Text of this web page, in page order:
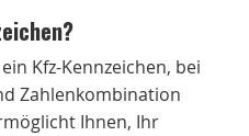
Kfz-Kennzeichen, bei
Zahlenkombination
Ihnen, Ihr